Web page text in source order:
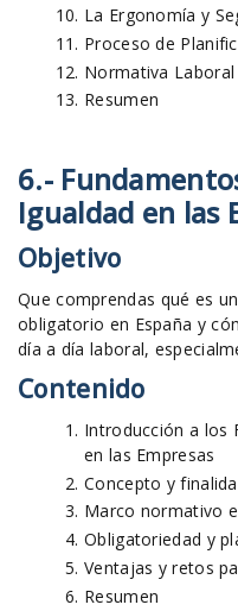
La Ergonomía y
Proceso de
Normativa Laboral
Resumen
6.-
Igualdad en las
Objetivo
Que comprendas qué es
obligatorio en España y
día a día laboral,
Contenido
Introducción a los
en las Empresas
Concepto y
Marco normativo
Obligatoriedad y
Ventajas y retos
Resumen